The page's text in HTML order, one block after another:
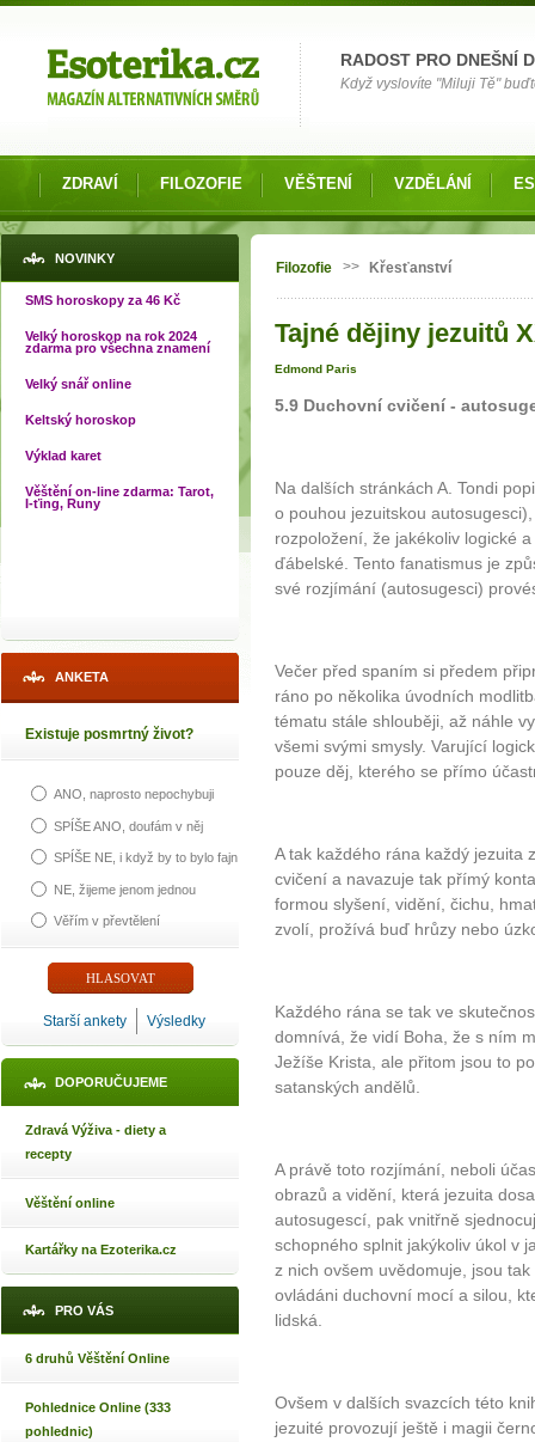
RADOST PRO DNEŠNÍ
Když vyslovíte "Miluji Tě"
ZDRAVÍ FILOZOFIE VĚŠTENÍ VZDĚLÁNÍ
NOVINKY
SMS horoskopy za 46 Kč
Velký horoskop na rok 2024
zdarma pro všechna znamení
Velký snář online
Keltský horoskop
Výklad karet
Věštění on-line zdarma: Tarot,
I-ťing, Runy
ANKETA
Existuje posmrtný život?
ANO, naprosto nepochybuji
SPÍŠE ANO, doufám v něj
SPÍŠE NE, i když by to bylo fajn
NE, žijeme jenom jednou
Věřím v převtělení
Starší ankety Výsledky
DOPORUČUJEME
Zdravá Výživa - diety a
recepty
Věštění online
Kartářky na Ezoterika.cz
PRO VÁS
6 druhů Věštění Online
Pohlednice Online (333
pohlednic)
Jste zde
Filozofie >> Křesťanství
Tajné dějiny jezuitů
Edmond Paris
5.9 Duchovní cvičení -
Na dalších stránkách A. Tondi
o pouhou jezuitskou
rozpoložení, že jakékoliv logické
ďábelské. Tento fanatismus je
své rozjímání (autosugesci)
Večer před spaním si předem
ráno po několika úvodních
tématu stále shlouběji, až náhle
všemi svými smysly. Varující
pouze děj, kterého se přímo
A tak každého rána každý jezuita
cvičení a navazuje tak přímý
formou slyšení, vidění, čichu,
zvolí, prožívá buď hrůzy nebo
Každého rána se tak ve
domnívá, že vidí Boha, že s ním
Ježíše Krista, ale přitom jsou to
satanských andělů.
A právě toto rozjímání, neboli
obrazů a vidění, která jezuita
autosugescí, pak vnitřně
schopného splnit jakýkoliv úkol v
z nich ovšem uvědomuje, jsou
ovládáni duchovní mocí a silou,
lidská.
Ovšem v dalších svazcích této
jezuité provozují ještě i magii